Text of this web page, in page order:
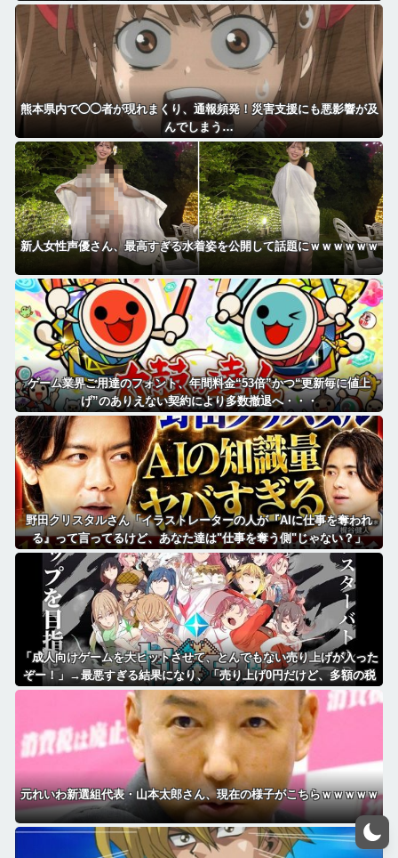
す」→しかし・・・
熊本県内で◯◯者が現れまくり、通報頻発！災害支援にも悪影響が及
んでしまう…
新人女性声優さん、最高すぎる水着姿を公開して話題にｗｗｗｗｗｗ
ゲーム業界ご用達のフォント、年間料金“53倍”かつ“更新毎に値上
げ”のありえない契約により多数撤退へ・・・
野田クリスタルさん「イラストレーターの人が『AIに仕事を奪われ
る』って言ってるけど、あなた達は"仕事を奪う側"じゃない？」
「成人向けゲームを大ヒットさせて、とんでもない売り上げが入った
ぞー！」→最悪すぎる結果になり、「売り上げ0円だけど、多額の税
金を払え」という状況になって絶望
元れいわ新選組代表・山本太郎さん、現在の様子がこちらｗｗｗｗｗ